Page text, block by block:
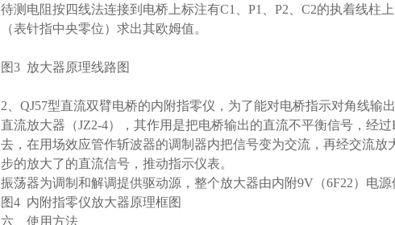
待测电阻按四线法连接到电桥上标注有C1、P1、P2、C2的执着线柱
（表针指中央零位）求出其欧姆值。
图3 放大器原理线路图
2、QJ57型直流双臂电桥的内附指零仪，为了能对电桥指示对角线输
直流放大器（JZ2-4），其作用是把电桥输出的直流不平衡信号，经
去，在用场效应管作斩波器的调制器内把信号变为交流，再经交流
步的放大了的直流信号，推动指示仪表。
振荡器为调制和解调提供驱动源，整个放大器由内附9V（6F22）电源
图4 内附指零仪放大器原理框图
六、 使用方法